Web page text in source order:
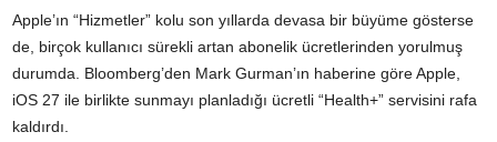
Apple’ın “Hizmetler” kolu son yıllarda devasa bir büyüme gösterse
de, birçok kullanıcı sürekli artan abonelik ücretlerinden yorulmuş
durumda. Bloomberg’den Mark Gurman’ın haberine göre Apple,
iOS 27 ile birlikte sunmayı planladığı ücretli “Health+” servisini rafa
kaldırdı.